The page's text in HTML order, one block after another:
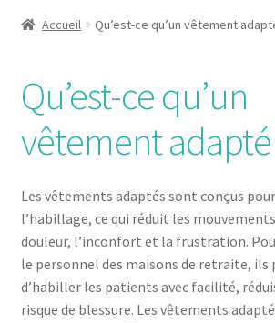
Accueil Qu’est-ce qu’un vêtement
Qu’est-ce qu’un
vêtement adapté
Les vêtements adaptés sont conçus
l’habillage, ce qui réduit les
douleur, l’inconfort et la frustration.
le personnel des maisons de retraite,
d’habiller les patients avec facilité,
risque de blessure. Les vêtements